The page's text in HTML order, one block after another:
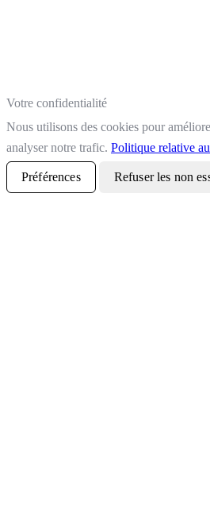
Votre confidentialité
Nous utilisons des cookies pour
analyser notre trafic. Politique relative
Préférences Refuser les non